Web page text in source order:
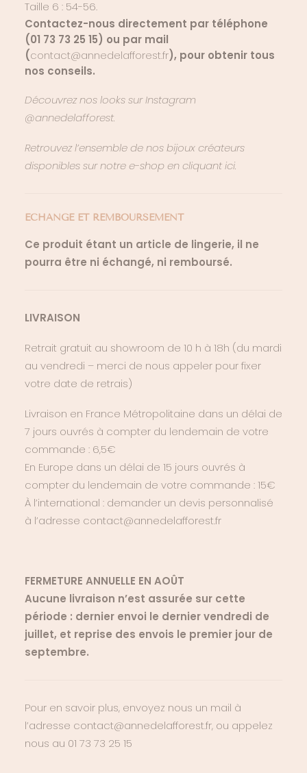
Taille 6 : 54-56.
Contactez-nous directement par téléphone
(01 73 73 25 15) ou par mail
(contact@annedelafforest.fr), pour obtenir tous
nos conseils.
Découvrez nos looks sur Instagram
@annedelafforest.
Retrouvez l’ensemble de nos bijoux créateurs
disponibles sur notre e-shop en cliquant ici.
ECHANGE ET REMBOURSEMENT
Ce produit étant un article de lingerie, il ne
pourra être ni échangé, ni remboursé.
LIVRAISON
Retrait gratuit au showroom de 10 h à 18h (du mardi
au vendredi – merci de nous appeler pour fixer
votre date de retrais)
Livraison en France Métropolitaine dans un délai de
7 jours ouvrés à compter du lendemain de votre
commande : 6,5€
En Europe dans un délai de 15 jours ouvrés à
compter du lendemain de votre commande : 15€
À l’international : demander un devis personnalisé
à l’adresse contact@annedelafforest.fr
FERMETURE ANNUELLE EN AOÛT
Aucune livraison n’est assurée sur cette
période : dernier envoi le dernier vendredi de
juillet, et reprise des envois le premier jour de
septembre.
Pour en savoir plus, envoyez nous un mail à
l’adresse contact@annedelafforest.fr, ou appelez
nous au 01 73 73 25 15